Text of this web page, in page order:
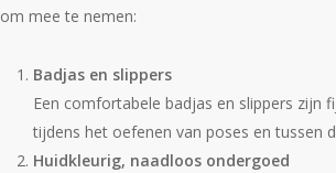
om mee te nemen:
Badjas en slippers
Een comfortabele badjas en slippers zijn
tijdens het oefenen van poses en tussen
Huidkleurig, naadloos ondergoed